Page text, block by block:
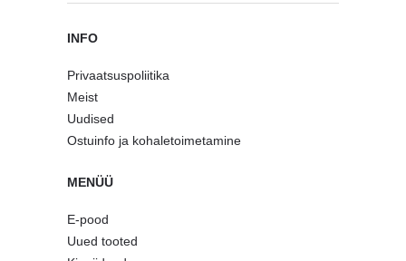
INFO
Privaatsuspoliitika
Meist
Uudised
Ostuinfo ja kohaletoimetamine
MENÜÜ
E-pood
Uued tooted